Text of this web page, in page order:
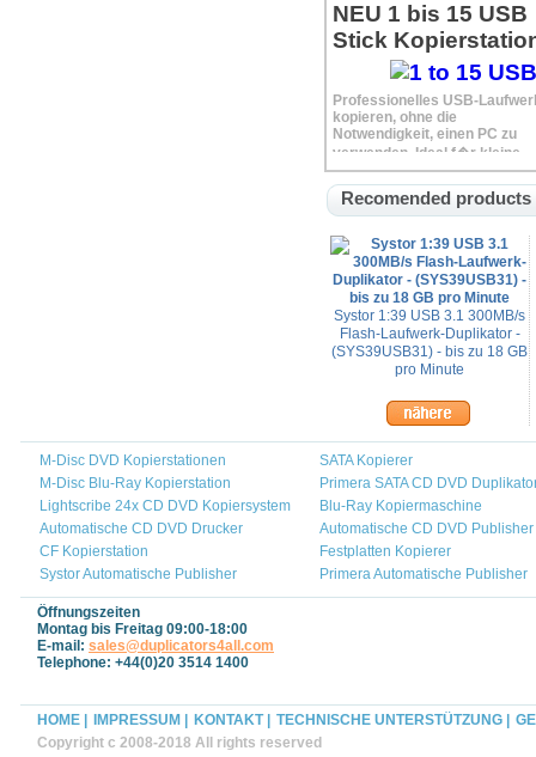
NEU 1 bis 15 USB
Stick
Professionelles USB-
kopieren, ohne die
Notwendigkeit, einen PC zu
verwenden. Ideal f�r kleine
B�ros und professionelle
Anwendungen.
Recomended products
Systor 1:39 USB 3.1 300MB/s
Flash-Laufwerk-Duplikator -
(SYS39USB31) - bis zu 18 GB
pro Minute
M-Disc DVD Kopierstationen
SATA Kopierer
M-Disc Blu-Ray Kopierstation
Primera SATA CD DVD
Lightscribe 24x CD DVD Kopiersystem
Blu-Ray Kopiermaschine
Automatische CD DVD Drucker
Automatische CD DVD Publisher
CF Kopierstation
Festplatten Kopierer
Systor Automatische Publisher
Primera Automatische Publisher
Öffnungszeiten
Montag bis Freitag 09:00-18:00
E-mail: sales@duplicators4all.com
Telephone: +44(0)20 3514 1400
HOME | IMPRESSUM | KONTAKT | TECHNISCHE UNTERSTÜTZUNG |
Copyright c 2008-2018 All rights reserved